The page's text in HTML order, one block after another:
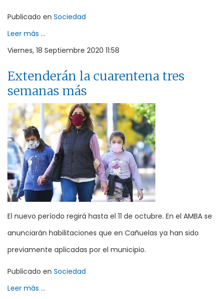
Publicado en Sociedad
Leer más ...
Viernes, 18 Septiembre 2020 11:58
Extenderán la cuarentena tres
semanas más
El nuevo período regirá hasta el 11 de octubre. En el AMBA se
anunciarán habilitaciones que en Cañuelas ya han sido
previamente aplicadas por el municipio.
Publicado en Sociedad
Leer más ...